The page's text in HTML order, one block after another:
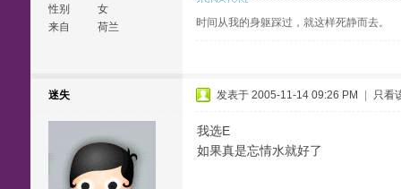
性别
女
来自
荷兰 时间从我的身躯踩过，就这样死静而去。
迷失 发表于 2005-11-14 09:26 PM 只看
我选E
如果真是忘情水就好了